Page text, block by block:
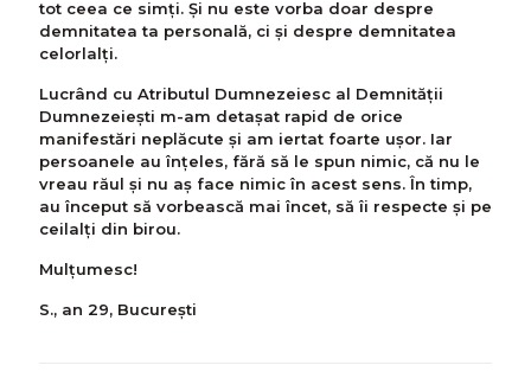
tot ceea ce simți. Și nu este vorba doar despre
demnitatea ta personală, ci și despre demnitatea
celorlalți.
Lucrând cu Atributul Dumnezeiesc al Demnității
Dumnezeieşti m-am detașat rapid de orice
manifestări neplăcute și am iertat foarte ușor. Iar
persoanele au înțeles, fără să le spun nimic, că nu le
vreau răul și nu aș face nimic în acest sens. În timp,
au început să vorbească mai încet, să îi respecte și pe
ceilalți din birou.
Mulțumesc!
S., an 29, București